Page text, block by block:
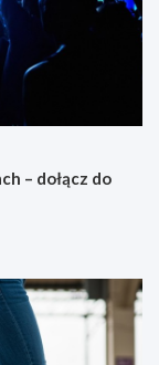
– dołącz do